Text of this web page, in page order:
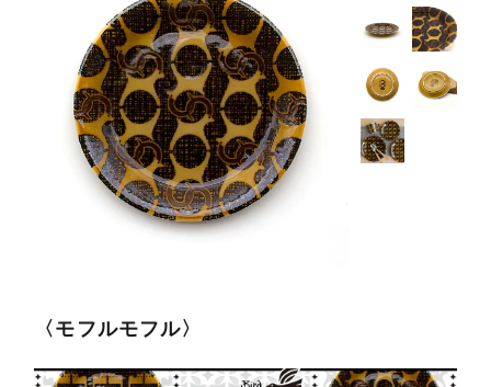
〈モフルモフル〉